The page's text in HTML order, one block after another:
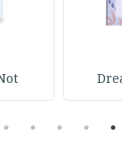
1
2
3
4
5